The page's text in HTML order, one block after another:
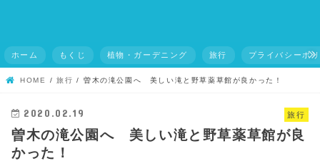
ホーム もくじ 植物・ガーデニング 旅行 プライバシーポ
HOME 旅行 曽木の滝公園へ 美しい滝と野草薬草館が良かった！
旅行
2020.02.19
曽木の滝公園へ 美しい滝と野草薬草館が良
かった！